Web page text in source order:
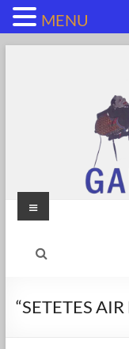
Menu
“SETETES
MENU